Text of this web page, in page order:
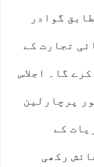
گوادر
تجارت کے
گا۔ اجلاس
پرچارلین
کے
رکھی